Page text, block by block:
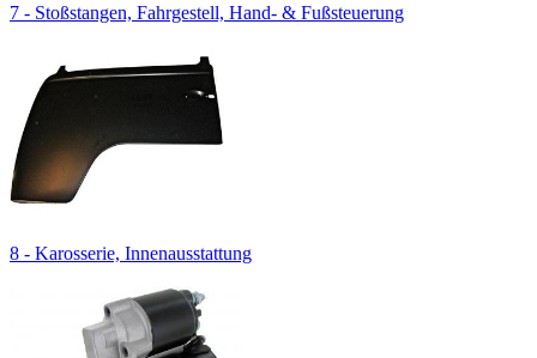
7 - Stoßstangen, Fahrgestell, Hand- & Fußsteuerung
8 - Karosserie, Innenausstattung